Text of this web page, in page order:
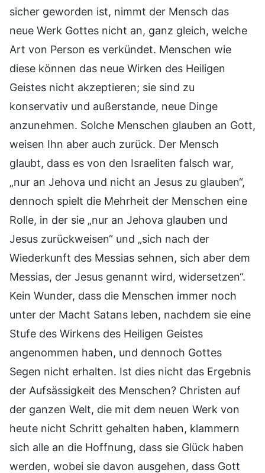
sicher geworden ist, nimmt der Mensch das
neue Werk Gottes nicht an, ganz gleich, welche
Art von Person es verkündet. Menschen wie
diese können das neue Wirken des Heiligen
Geistes nicht akzeptieren; sie sind zu
konservativ und außerstande, neue Dinge
anzunehmen. Solche Menschen glauben an Gott,
weisen Ihn aber auch zurück. Der Mensch
glaubt, dass es von den Israeliten falsch war,
„nur an Jehova und nicht an Jesus zu glauben“,
dennoch spielt die Mehrheit der Menschen eine
Rolle, in der sie „nur an Jehova glauben und
Jesus zurückweisen“ und „sich nach der
Wiederkunft des Messias sehnen, sich aber dem
Messias, der Jesus genannt wird, widersetzen“.
Kein Wunder, dass die Menschen immer noch
unter der Macht Satans leben, nachdem sie eine
Stufe des Wirkens des Heiligen Geistes
angenommen haben, und dennoch Gottes
Segen nicht erhalten. Ist dies nicht das Ergebnis
der Aufsässigkeit des Menschen? Christen auf
der ganzen Welt, die mit dem neuen Werk von
heute nicht Schritt gehalten haben, klammern
sich alle an die Hoffnung, dass sie Glück haben
werden, wobei sie davon ausgehen, dass Gott